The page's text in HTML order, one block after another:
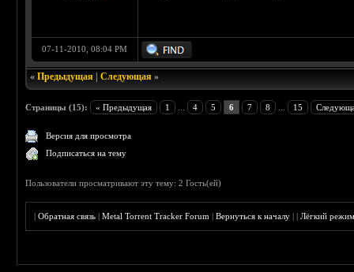
07-11-2010, 08:04 PM
«Предыдущая |Следующая »
Страницы (15): « Предыдущая 1 4 5 6 7 8 15
Версия для просмотра
Подписаться на тему
Пользователи просматривают эту тему: 2 Гость(ей)
|Обратная связь |Metal Torrent Tracker Forum |Вернуться к началу ||Лёгкий